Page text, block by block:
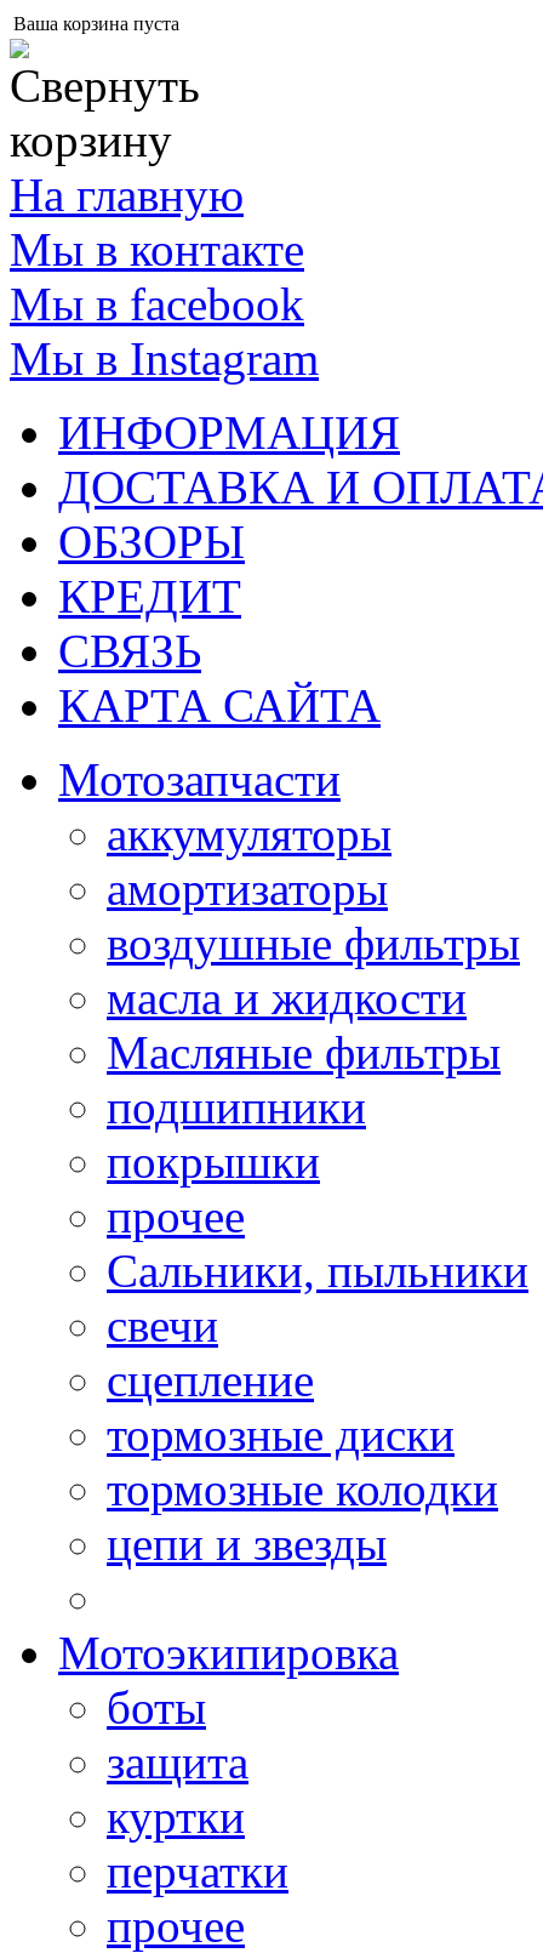
Ваша корзина пуста
На главную
Мы в контакте
Мы в facebook
Мы в Instagram
ИНФОРМАЦИЯ
ДОСТАВКА И
ОБЗОРЫ
КРЕДИТ
СВЯЗЬ
КАРТА САЙТА
Мотозапчасти
аккумуляторы
амортизаторы
воздушные фильтры
масла и жидкости
Масляные фильтры
подшипники
покрышки
прочее
Сальники, пыльники
свечи
сцепление
тормозные диски
тормозные колодки
цепи и звезды
Мотоэкипировка
боты
защита
куртки
перчатки
прочее